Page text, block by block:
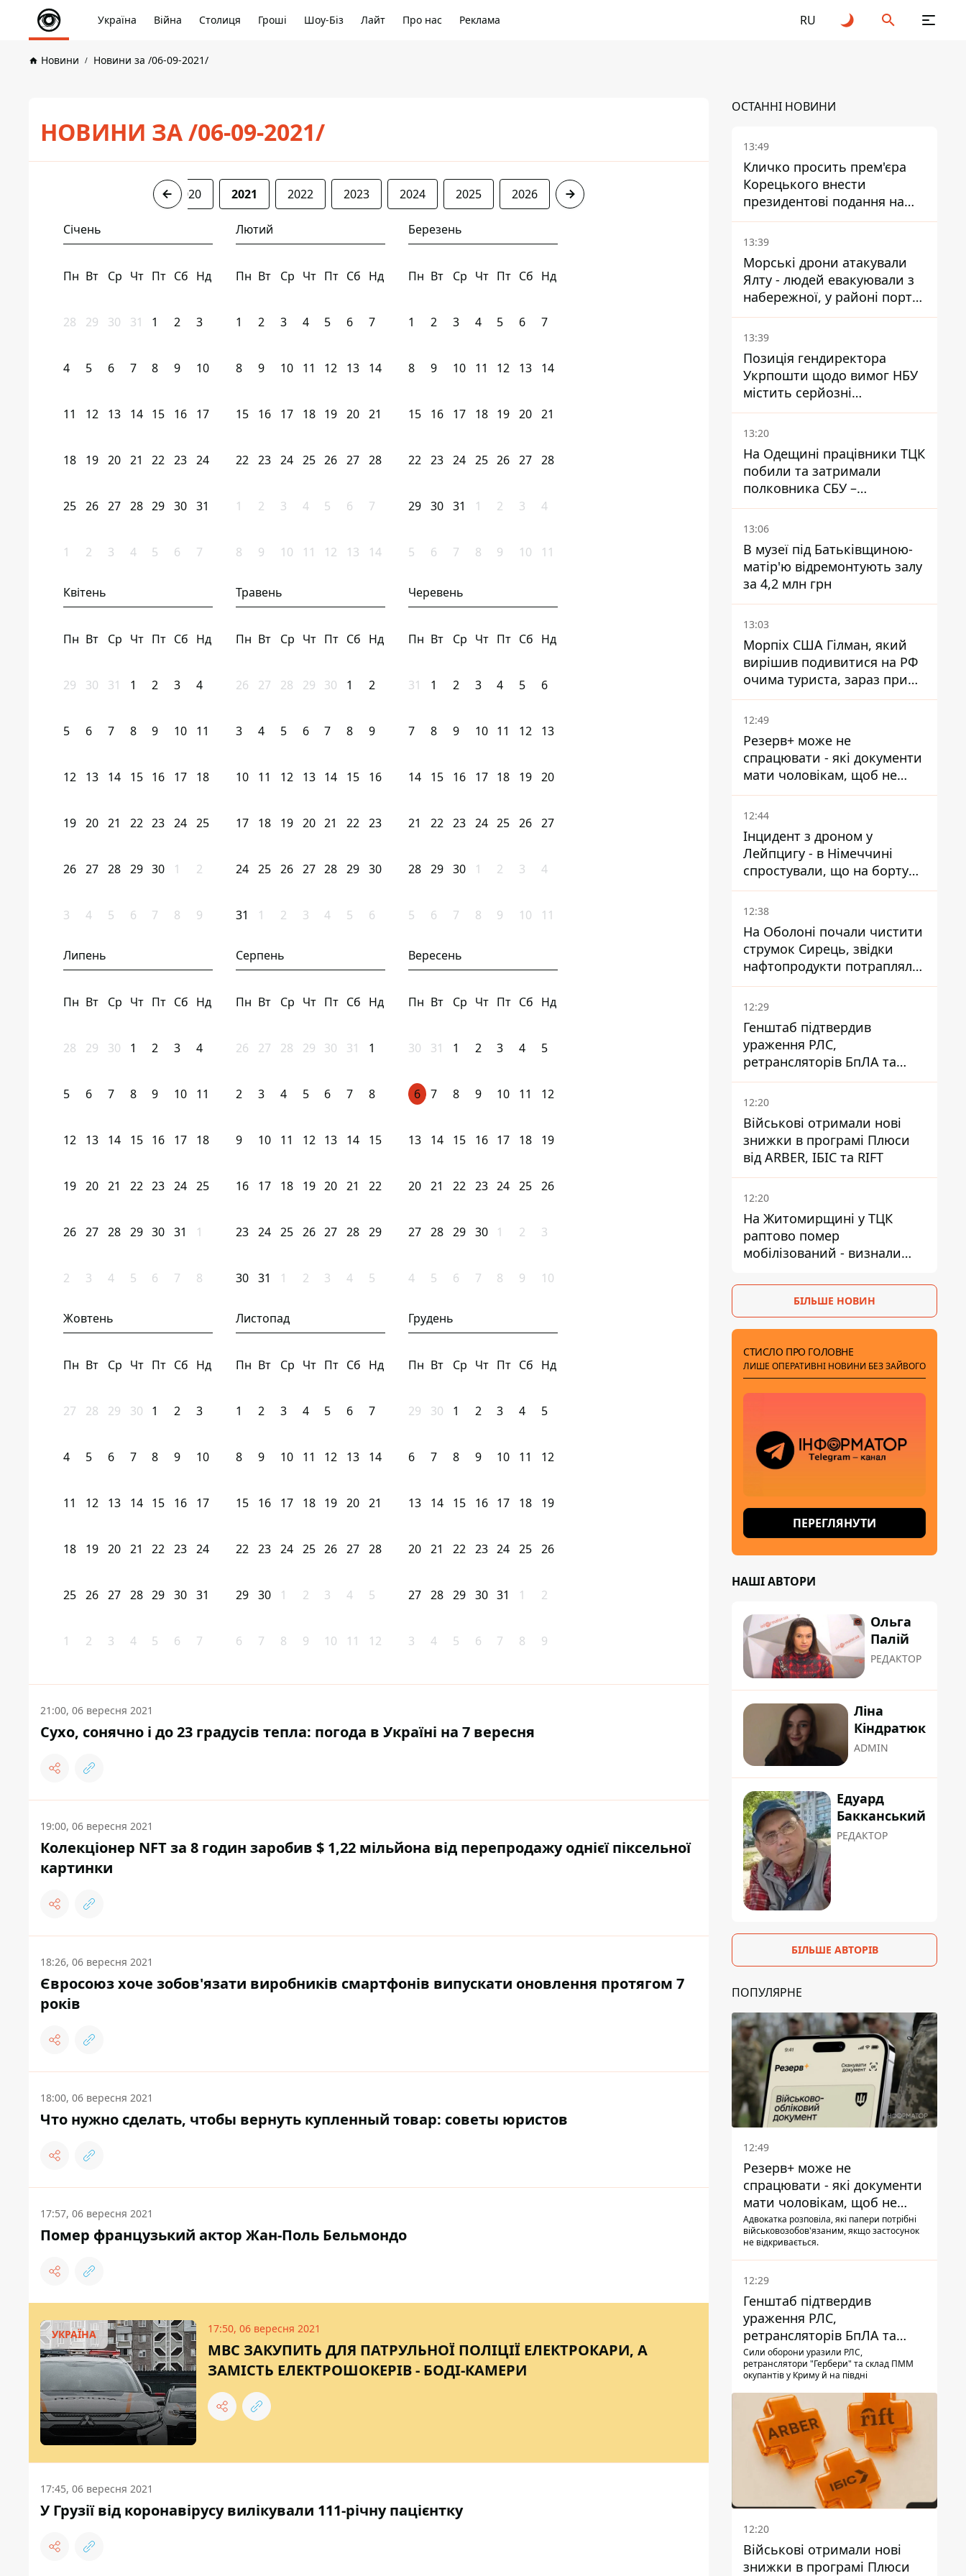
Україна Війна Столиця Гроші Шоу-Біз Лайт Про нас Реклама RU
Новини Новини за /06-09-2021/
НОВИНИ ЗА /06-09-2021/
2020 2021 2022 2023 2024 2025 2026
Січень
Пн Вт Ср Чт Пт Сб Нд
28 29 30 31 1 2 3
4 5 6 7 8 9 10
11 12 13 14 15 16 17
18 19 20 21 22 23 24
25 26 27 28 29 30 31
1 2 3 4 5 6 7
Лютий
Пн Вт Ср Чт Пт Сб Нд
1 2 3 4 5 6 7
8 9 10 11 12 13 14
15 16 17 18 19 20 21
22 23 24 25 26 27 28
1 2 3 4 5 6 7
8 9 10 11 12 13 14
Березень
Пн Вт Ср Чт Пт Сб Нд
1 2 3 4 5 6 7
8 9 10 11 12 13 14
15 16 17 18 19 20 21
22 23 24 25 26 27 28
29 30 31 1 2 3 4
5 6 7 8 9 10 11
Квітень
Пн Вт Ср Чт Пт Сб Нд
29 30 31 1 2 3 4
5 6 7 8 9 10 11
12 13 14 15 16 17 18
19 20 21 22 23 24 25
26 27 28 29 30 1 2
3 4 5 6 7 8 9
Травень
Пн Вт Ср Чт Пт Сб Нд
26 27 28 29 30 1 2
3 4 5 6 7 8 9
10 11 12 13 14 15 16
17 18 19 20 21 22 23
24 25 26 27 28 29 30
31 1 2 3 4 5 6
Черевень
Пн Вт Ср Чт Пт Сб Нд
31 1 2 3 4 5 6
7 8 9 10 11 12 13
14 15 16 17 18 19 20
21 22 23 24 25 26 27
28 29 30 1 2 3 4
5 6 7 8 9 10 11
Липень
Пн Вт Ср Чт Пт Сб Нд
28 29 30 1 2 3 4
5 6 7 8 9 10 11
12 13 14 15 16 17 18
19 20 21 22 23 24 25
26 27 28 29 30 31 1
2 3 4 5 6 7 8
Серпень
Пн Вт Ср Чт Пт Сб Нд
26 27 28 29 30 31 1
2 3 4 5 6 7 8
9 10 11 12 13 14 15
16 17 18 19 20 21 22
23 24 25 26 27 28 29
30 31 1 2 3 4 5
Вересень
Пн Вт Ср Чт Пт Сб Нд
30 31 1 2 3 4 5
6 7 8 9 10 11 12
13 14 15 16 17 18 19
20 21 22 23 24 25 26
27 28 29 30 1 2 3
4 5 6 7 8 9 10
Жовтень
Пн Вт Ср Чт Пт Сб Нд
27 28 29 30 1 2 3
4 5 6 7 8 9 10
11 12 13 14 15 16 17
18 19 20 21 22 23 24
25 26 27 28 29 30 31
1 2 3 4 5 6 7
Листопад
Пн Вт Ср Чт Пт Сб Нд
1 2 3 4 5 6 7
8 9 10 11 12 13 14
15 16 17 18 19 20 21
22 23 24 25 26 27 28
29 30 1 2 3 4 5
6 7 8 9 10 11 12
Грудень
Пн Вт Ср Чт Пт Сб Нд
29 30 1 2 3 4 5
6 7 8 9 10 11 12
13 14 15 16 17 18 19
20 21 22 23 24 25 26
27 28 29 30 31 1 2
3 4 5 6 7 8 9
21:00, 06 вересня 2021
Сухо, сонячно і до 23 градусів тепла: погода в Україні на 7 вересня
19:00, 06 вересня 2021
Колекціонер NFT за 8 годин заробив $ 1,22 мільйона від перепродажу однієї піксельної
картинки
18:26, 06 вересня 2021
Євросоюз хоче зобов'язати виробників смартфонів випускати оновлення протягом 7
років
18:00, 06 вересня 2021
Что нужно сделать, чтобы вернуть купленный товар: советы юристов
17:57, 06 вересня 2021
Помер французький актор Жан-Поль Бельмондо
УКРАЇНА 17:50, 06 вересня 2021
МВС ЗАКУПИТЬ ДЛЯ ПАТРУЛЬНОЇ ПОЛІЦІЇ ЕЛЕКТРОКАРИ, А
ЗАМІСТЬ ЕЛЕКТРОШОКЕРІВ - БОДІ-КАМЕРИ
17:45, 06 вересня 2021
У Грузії від коронавірусу вилікували 111-річну пацієнтку
ОСТАННІ НОВИНИ
13:49
Кличко просить прем'єра
Корецького внести
президентові подання на
звільнення володаря
Троєщини Бахматова
13:39
Морські дрони атакували
Ялту - людей евакуювали з
набережної, у районі порту
повідомляють про пожежу
13:39
Позиція гендиректора
Укрпошти щодо вимог НБУ
містить серйозні
нестиковки – депутатка
Ольга Василевська-Смаглюк
13:20
На Одещині працівники ТЦК
побили та затримали
полковника СБУ –
військовий
13:06
В музеї під Батьківщиною-
матір'ю відремонтують залу
за 4,2 млн грн
13:03
Морпіх США Гілман, який
вирішив подивитися на РФ
очима туриста, зараз при
смерті у вʼязниці, де його
катували та робили інʼєкції
12:49
Резерв+ може не
спрацювати - які документи
мати чоловікам, щоб не
потрапити до ТЦК
12:44
Інцидент з дроном у
Лейпцигу - в Німеччині
спростували, що на борту
українського літака були
зброя та боєприпаси
12:38
На Оболоні почали чистити
струмок Сирець, звідки
нафтопродукти потрапляли
до озер
12:29
Генштаб підтвердив
ураження РЛС,
ретрансляторів БпЛА та
інших військових об'єктів
РФ у Криму й на півдні
12:20
Військові отримали нові
знижки в програмі Плюси
від ARBER, ІБІС та RIFT
12:20
На Житомирщині у ТЦК
раптово помер
мобілізований - визнали
зупинилося серце
БІЛЬШЕ НОВИН
СТИСЛО ПРО ГОЛОВНЕ
ЛИШЕ ОПЕРАТИВНІ НОВИНИ БЕЗ ЗАЙВОГО
ПЕРЕГЛЯНУТИ
НАШІ АВТОРИ
Ольга
Палій
РЕДАКТОР
Ліна
Кіндратюк
ADMIN
Едуард
Бакканський
РЕДАКТОР
БІЛЬШЕ АВТОРІВ
ПОПУЛЯРНЕ
12:49
Резерв+ може не
спрацювати - які документи
мати чоловікам, щоб не
потрапити до ТЦК
Адвокатка розповіла, які папери потрібні
військовозобов'язаним, якщо застосунок
не відкривається.
12:29
Генштаб підтвердив
ураження РЛС,
ретрансляторів БпЛА та
інших військових об'єктів
РФ у Криму й на півдні
Сили оборони уразили РЛС,
ретранслятори "Гербери" та склад ПММ
окупантів у Криму й на півдні
12:20
Військові отримали нові
знижки в програмі Плюси